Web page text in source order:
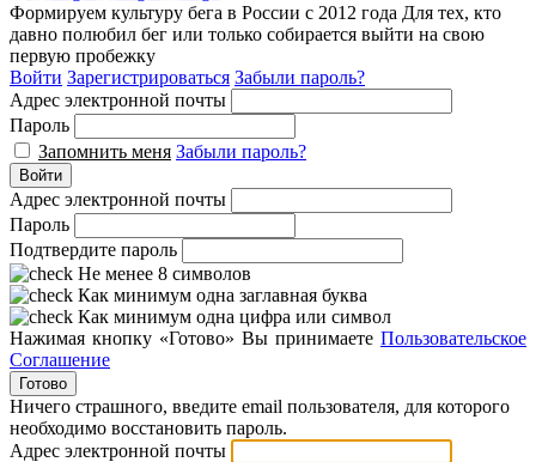
Формируем культуру бега в России с 2012 года Для тех, кто
давно полюбил бег или только собирается выйти на свою
первую пробежку
Войти Зарегистрироваться Забыли пароль?
Адрес электронной почты
Пароль
Запомнить меня Забыли пароль?
Войти
Адрес электронной почты
Пароль
Подтвердите пароль
Не менее 8 символов
Как минимум одна заглавная буква
Как минимум одна цифра или символ
Нажимая кнопку «Готово» Вы принимаете Пользовательское
Соглашение
Готово
Ничего страшного, введите email пользователя, для которого
необходимо восстановить пароль.
Адрес электронной почты